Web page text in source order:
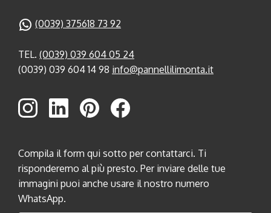
(0039) 375618 73 92
TEL. (0039) 039 604 05 24
(0039) 039 604 14 98 info@pannellilimonta.it
Compila il form qui sotto per contattarci. Ti
risponderemo al più presto. Per inviare delle tue
immagini puoi anche usare il nostro numero
WhatsApp.